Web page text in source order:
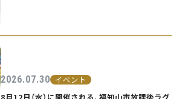
2026.07.30 イベント